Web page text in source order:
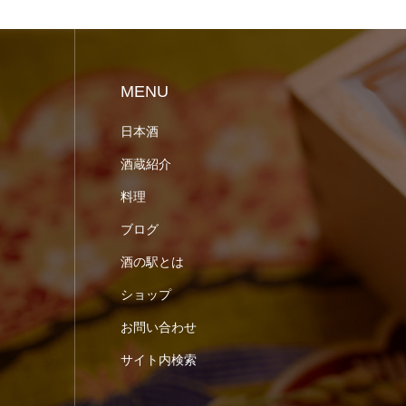
MENU
日本酒
酒蔵紹介
料理
ブログ
酒の駅とは
ショップ
お問い合わせ
サイト内検索